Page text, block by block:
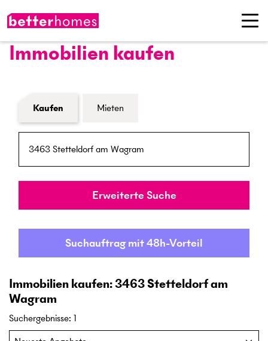
Immobilien kaufen
Formular Immobiliensuche
Kaufen Mieten
PLZ / Ort
Umkreis
Erweiterte Suche
Suchauftrag mit 48h-Vorteil
Immobilien kaufen: 3463 Stetteldorf am
Wagram
Suchergebnisse: 1